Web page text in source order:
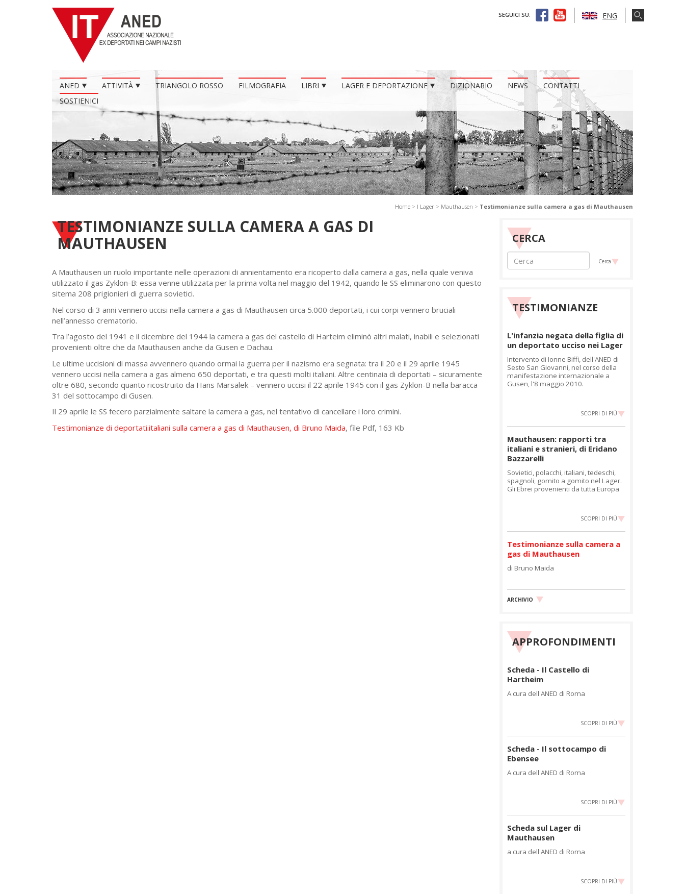
SEGUICI SU: ENG
ANED ATTIVITÀ TRIANGOLO ROSSO FILMOGRAFIA LIBRI LAGER E DEPORTAZIONE DIZIONARIO NEWS
CONTATTI
SOSTIENICI
Home > I Lager > Mauthausen > Testimonianze sulla camera a gas di Mauthausen
TESTIMONIANZE SULLA CAMERA A GAS DI
MAUTHAUSEN
A Mauthausen un ruolo importante nelle operazioni di annientamento era ricoperto dalla camera a gas, nella quale veniva
utilizzato il gas Zyklon-B: essa venne utilizzata per la prima volta nel maggio del 1942, quando le SS eliminarono con questo
sitema 208 prigionieri di guerra sovietici.
Nel corso di 3 anni vennero uccisi nella camera a gas di Mauthausen circa 5.000 deportati, i cui corpi vennero bruciali
nell’annesso crematorio.
Tra l’agosto del 1941 e il dicembre del 1944 la camera a gas del castello di Harteim eliminò altri malati, inabili e selezionati
provenienti oltre che da Mauthausen anche da Gusen e Dachau.
Le ultime uccisioni di massa avvennero quando ormai la guerra per il nazismo era segnata: tra il 20 e il 29 aprile 1945
vennero uccisi nella camera a gas almeno 650 deportati, e tra questi molti italiani. Altre centinaia di deportati – sicuramente
oltre 680, secondo quanto ricostruito da Hans Marsalek – vennero uccisi il 22 aprile 1945 con il gas Zyklon-B nella baracca
31 del sottocampo di Gusen.
Il 29 aprile le SS fecero parzialmente saltare la camera a gas, nel tentativo di cancellare i loro crimini.
Testimonianze di deportati.italiani sulla camera a gas di Mauthausen, di Bruno Maida, file Pdf, 163 Kb
CERCA
Cerca
TESTIMONIANZE
L'infanzia negata della figlia di
un deportato ucciso nei Lager
Intervento di Ionne Biffi, dell'ANED di
Sesto San Giovanni, nel corso della
manifestazione internazionale a
Gusen, l'8 maggio 2010.
SCOPRI DI PIÙ
Mauthausen: rapporti tra
italiani e stranieri, di Eridano
Bazzarelli
Sovietici, polacchi, italiani, tedeschi,
spagnoli, gomito a gomito nel Lager.
Gli Ebrei provenienti da tutta Europa
SCOPRI DI PIÙ
Testimonianze sulla camera a
gas di Mauthausen
di Bruno Maida
ARCHIVIO
APPROFONDIMENTI
Scheda - Il Castello di
Hartheim
A cura dell'ANED di Roma
SCOPRI DI PIÙ
Scheda - Il sottocampo di
Ebensee
A cura dell'ANED di Roma
SCOPRI DI PIÙ
Scheda sul Lager di
Mauthausen
a cura dell'ANED di Roma
SCOPRI DI PIÙ